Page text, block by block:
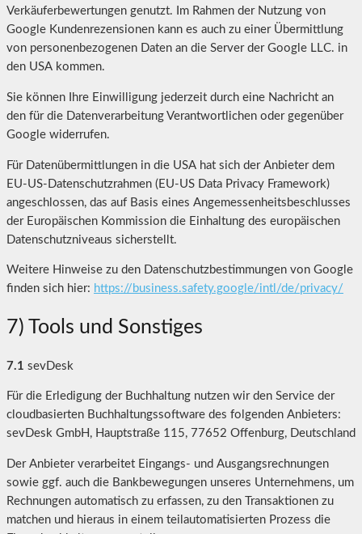
Verkäuferbewertungen genutzt. Im Rahmen der Nutzung von
Google Kundenrezensionen kann es auch zu einer Übermittlung
von personenbezogenen Daten an die Server der Google LLC. in
den USA kommen.
Sie können Ihre Einwilligung jederzeit durch eine Nachricht an
den für die Datenverarbeitung Verantwortlichen oder gegenüber
Google widerrufen.
Für Datenübermittlungen in die USA hat sich der Anbieter dem
EU-US-Datenschutzrahmen (EU-US Data Privacy Framework)
angeschlossen, das auf Basis eines Angemessenheitsbeschlusses
der Europäischen Kommission die Einhaltung des europäischen
Datenschutzniveaus sicherstellt.
Weitere Hinweise zu den Datenschutzbestimmungen von Google
finden sich hier: https://business.safety.google/intl /de/privacy/
7) Tools und Sonstiges
7.1 sevDesk
Für die Erledigung der Buchhaltung nutzen wir den Service der
cloudbasierten Buchhaltungssoftware des folgenden Anbieters:
sevDesk GmbH, Hauptstraße 115, 77652 Offenburg, Deutschland
Der Anbieter verarbeitet Eingangs- und Ausgangsrechnungen
sowie ggf. auch die Bankbewegungen unseres Unternehmens, um
Rechnungen automatisch zu erfassen, zu den Transaktionen zu
matchen und hieraus in einem teilautomatisierten Prozess die